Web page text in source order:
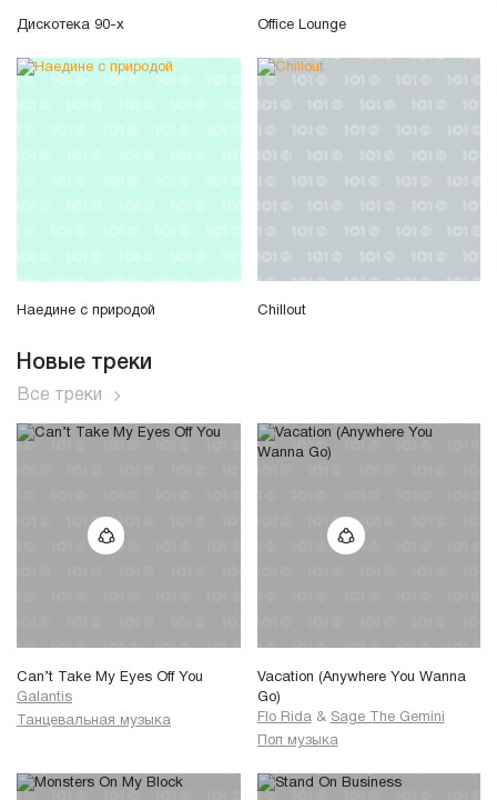
Дискотека 90-х Office Lounge
Наедине с природой Chillout
Новые треки
Все треки
Can’t Take My Eyes Off You
Galantis
Танцевальная музыка
Vacation (Anywhere You Wanna
Go)
Flo Rida & Sage The Gemini
Поп музыка